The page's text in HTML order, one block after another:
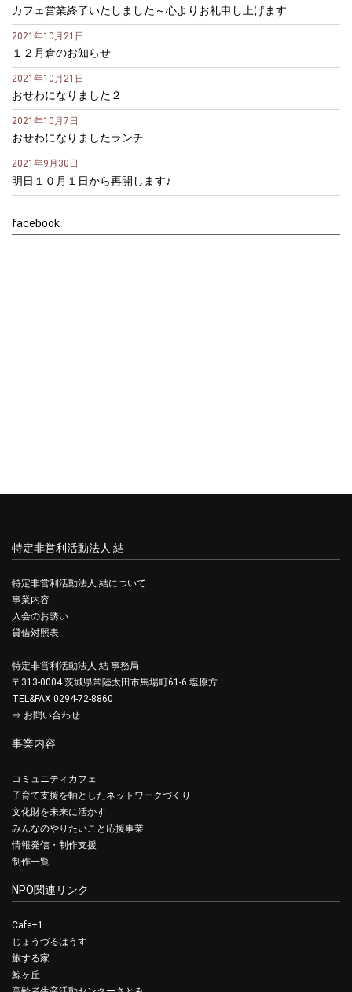
カフェ営業終了いたしました～心よりお礼申し上げます
2021年10月21日
１２月倉のお知らせ
2021年10月21日
おせわになりました２
2021年10月7日
おせわになりましたランチ
2021年9月30日
明日１０月１日から再開します♪
facebook
特定非営利活動法人 結
特定非営利活動法人 結について
事業内容
入会のお誘い
貸借対照表
特定非営利活動法人 結 事務局
〒313-0004 茨城県常陸太田市馬場町61-6 塩原方
TEL&FAX 0294-72-8860
⇒ お問い合わせ
事業内容
コミュニティカフェ
子育て支援を軸としたネットワークづくり
文化財を未来に活かす
みんなのやりたいこと応援事業
情報発信・制作支援
制作一覧
NPO関連リンク
Cafe+1
じょうづるはうす
旅する家
鯨ヶ丘